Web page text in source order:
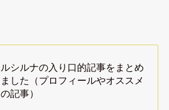
ルシルナの入り口的記事をまとめ
ました（プロフィールやオススメ
の記事）